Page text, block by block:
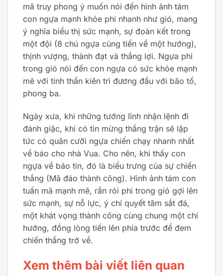
mã truy phong ý muốn nói đến hình ảnh tám
con ngựa mạnh khỏe phi nhanh như gió, mang
ý nghĩa biểu thị sức mạnh, sự đoàn kết trong
một đội (8 chú ngựa cùng tiến về một hướng),
thịnh vượng, thành đạt và thắng lợi. Ngựa phi
trong gió nói đến con ngựa có sức khỏe mạnh
mẽ với tinh thần kiên trì đương đầu với bão tố,
phong ba.
Ngày xưa, khi những tướng lĩnh nhận lệnh đi
đánh giặc, khi có tin mừng thắng trận sẽ lập
tức có quân cưỡi ngựa chiến chạy nhanh nhất
về báo cho nhà Vua. Cho nên, khi thấy con
ngựa về báo tin, đó là biểu trưng của sự chiến
thắng (Mã đáo thành công). Hình ảnh tám con
tuấn mã mạnh mẽ, rắn rỏi phi trong gió gợi lên
sức mạnh, sự nỗ lực, ý chí quyết tâm sắt đá,
một khát vọng thành công cùng chung một chí
hướng, đồng lòng tiến lên phía trước để đem
chiến thắng trở về.
Xem thêm bài viết liên quan